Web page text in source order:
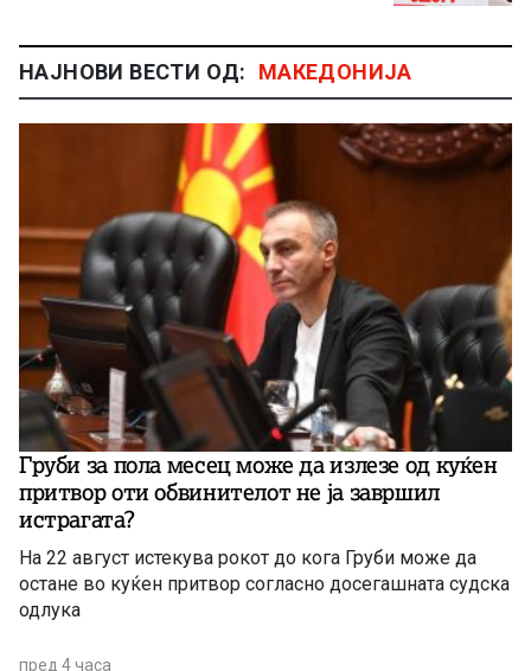
НАЈНОВИ ВЕСТИ ОД: МАКЕДОНИЈА
Груби за пола месец може да излезе од куќен
притвор оти обвинителот не ја завршил
истрагата?
На 22 август истекува рокот до кога Груби може да
остане во куќен притвор согласно досегашната судска
одлука
пред 4 часа